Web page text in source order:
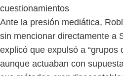
cuestionamientos
Ante la presión mediática,
sin mencionar directamente a
explicó que expulsó a “grupos
aunque actuaban con